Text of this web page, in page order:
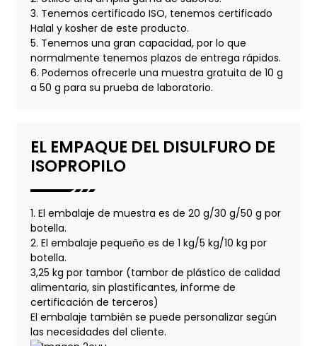
3. Tenemos certificado ISO, tenemos certificado
Halal y kosher de este producto.
5. Tenemos una gran capacidad, por lo que
normalmente tenemos plazos de entrega rápidos.
6. Podemos ofrecerle una muestra gratuita de 10 g
a 50 g para su prueba de laboratorio.
EL EMPAQUE DEL DISULFURO DE
ISOPROPILO
1. El embalaje de muestra es de 20 g/30 g/50 g por
botella.
2. El embalaje pequeño es de 1 kg/5 kg/10 kg por
botella.
3,25 kg por tambor (tambor de plástico de calidad
alimentaria, sin plastificantes, informe de
certificación de terceros)
El embalaje también se puede personalizar según
las necesidades del cliente.